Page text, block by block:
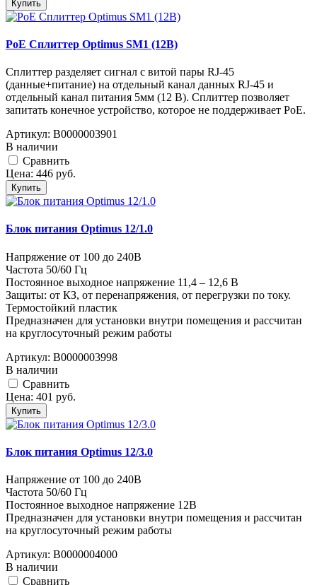
Купить
PoE Сплиттер Optimus SM1 (12B)
Сплиттер разделяет сигнал с витой пары RJ-45
(данные+питание) на отдельный канал данных RJ-45 и
отдельный канал питания 5мм (12 В). Сплиттер позволяет
запитать конечное устройство, которое не поддерживает PoE.
Артикул: В0000003901
В наличии
Cравнить
Цена: 446 руб.
Купить
Блок питания Optimus 12/1.0
Напряжение от 100 до 240В
Частота 50/60 Гц
Постоянное выходное напряжение 11,4 – 12,6 В
Защиты: от КЗ, от перенапряжения, от перегрузки по току.
Термостойкий пластик
Предназначен для установки внутри помещения и рассчитан
на круглосуточный режим работы
Артикул: В0000003998
В наличии
Cравнить
Цена: 401 руб.
Купить
Блок питания Optimus 12/3.0
Напряжение от 100 до 240В
Частота 50/60 Гц
Постоянное выходное напряжение 12В
Предназначен для установки внутри помещения и рассчитан
на круглосуточный режим работы
Артикул: В0000004000
В наличии
Cравнить